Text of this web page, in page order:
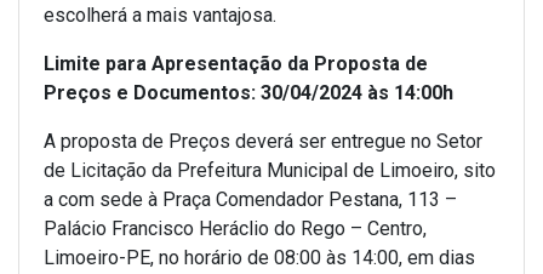
escolherá a mais vantajosa.
Limite para Apresentação da Proposta de
Preços e Documentos: 30/04/2024 às 14:00h
A proposta de Preços deverá ser entregue no Setor
de Licitação da Prefeitura Municipal de Limoeiro, sito
a com sede à Praça Comendador Pestana, 113 –
Palácio Francisco Heráclio do Rego – Centro,
Limoeiro-PE, no horário de 08:00 às 14:00, em dias